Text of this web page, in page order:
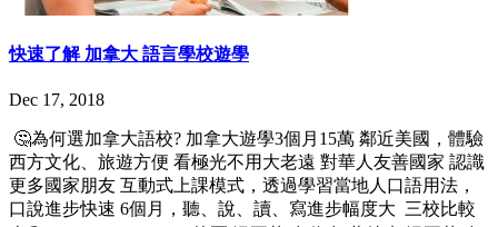
快速了解 加拿大 語言學校遊學
Dec 17, 2018
🤔為何選加拿大語校? 加拿大遊學3個月15萬 鄰近美國，體驗
西方文化、旅遊方便 看極光不用大老遠 對華人友善國家 認識
更多國家朋友 互動式上課模式，透過學習當地人口語用法，
口說進步快速 6個月，聽、說、讀、寫進步幅度大 三校比較